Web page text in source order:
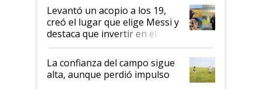
Levantó un acopio a los 19,
creó el lugar que elige Messi y
destaca que invertir en el
kirchnerismo era como "darle
plata a un hijo para droga":
Juan Félix Rossetti, el libertario
que de una dura crisis salió
La confianza del campo sigue
alta, aunque perdió impulso